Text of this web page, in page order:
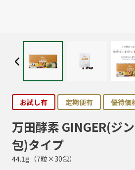
お試し有 定期便有 優待価
万田酵素 GINGER(ジ
包)タイプ
44.1g（7粒×30包）